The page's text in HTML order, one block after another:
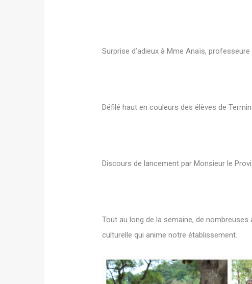
Surprise d’adieux à Mme Anaïs,
Défilé haut en couleurs des élèves de
Discours de lancement par Monsieur le
Tout au long de la semaine, de
culturelle qui anime notre établissement.